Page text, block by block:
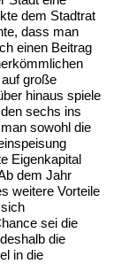
dem Stadtrat
dass man
einen Beitrag
große
hinaus spiele
sechs ins
sowohl die
Eigenkapital
dem Jahr
weitere Vorteile
sei die
die
in die